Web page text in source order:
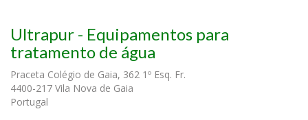
Ultrapur - Equipamentos para
tratamento de água
Praceta Colégio de Gaia, 362 1º Esq. Fr.
4400-217 Vila Nova de Gaia
Portugal